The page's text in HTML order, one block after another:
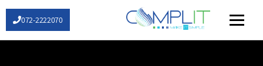
072-2222070